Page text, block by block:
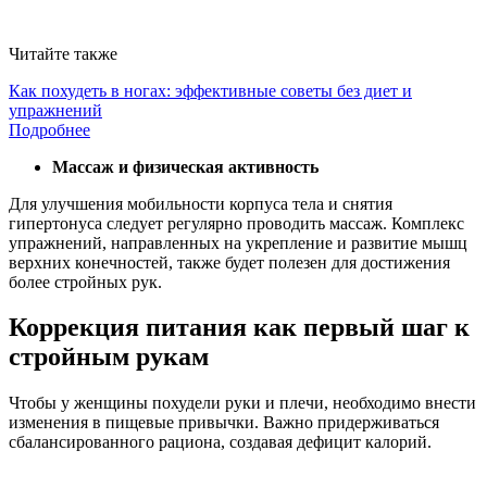
Читайте также
Как похудеть в ногах: эффективные советы без диет и
упражнений
Подробнее
Массаж и физическая активность
Для улучшения мобильности корпуса тела и снятия
гипертонуса следует регулярно проводить массаж. Комплекс
упражнений, направленных на укрепление и развитие мышц
верхних конечностей, также будет полезен для достижения
более стройных рук.
Коррекция питания как первый шаг к
стройным рукам
Чтобы у женщины похудели руки и плечи, необходимо внести
изменения в пищевые привычки. Важно придерживаться
сбалансированного рациона, создавая дефицит калорий.